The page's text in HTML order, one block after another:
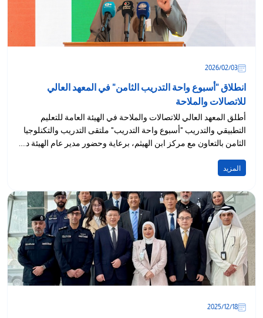
03‏/02‏/2026
انطلاق "أسبوع واحة التدريب الثامن" في المعهد العالي
للاتصالات والملاحة
أطلق المعهد العالي للاتصالات والملاحة في الهيئة العامة للتعليم
التطبيقي والتدريب "أسبوع واحة التدريب" ملتقى التدريب والتكنلوجيا
الثامن بالتعاون مع مركز ابن الهيثم، برعاية وحضور مدير عام الهيئة د....
المزيد
18‏/12‏/2025